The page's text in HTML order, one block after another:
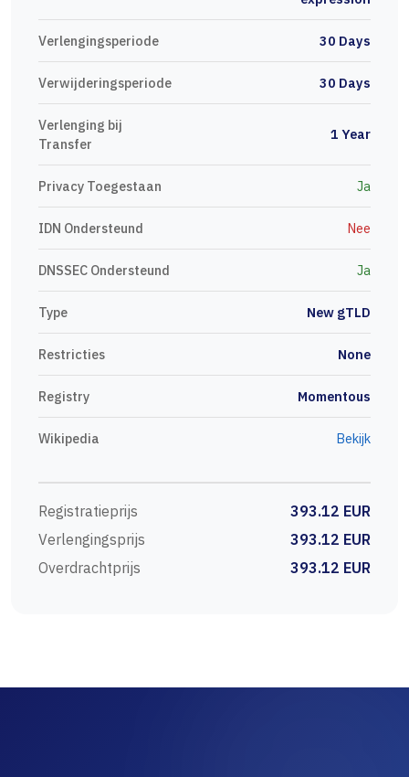
Verlengingsperiode 30 Days
Verwijderingsperiode 30 Days
Verlenging bij
Transfer
1 Year
Privacy Toegestaan Ja
IDN Ondersteund Nee
DNSSEC Ondersteund Ja
Type New gTLD
Restricties None
Registry Momentous
Wikipedia Bekijk
Registratieprijs
393.12 EUR
Verlengingsprijs
393.12 EUR
Overdrachtprijs
393.12 EUR